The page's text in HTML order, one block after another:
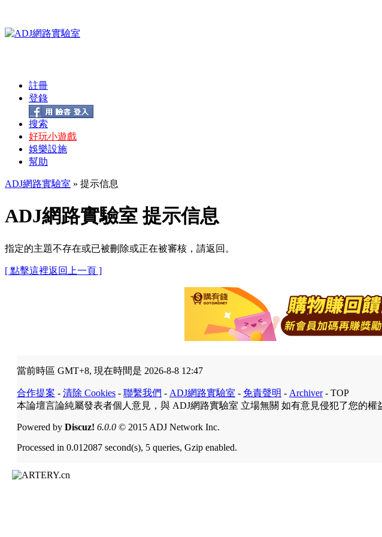
註冊
登錄
搜索
好玩小遊戲
娛樂設施
幫助
ADJ網路實驗室 » 提示信息
ADJ網路實驗室 提示信息
指定的主題不存在或已被刪除或正在被審核，請返回。
[ 點擊這裡返回上一頁 ]
當前時區 GMT+8, 現在時間是 2026-8-8 12:47
合作提案 - 清除 Cookies - 聯繫我們 - ADJ網路實驗室 - 免責聲明 - Archiver- TOP
本論壇言論純屬發表者個人意見，與 ADJ網路實驗室 立場無關 如有意見侵犯了您的權
Powered by Discuz! 6.0.0 © 2015 ADJ Network Inc.
Processed in 0.012087 second(s), 5 queries, Gzip enabled.